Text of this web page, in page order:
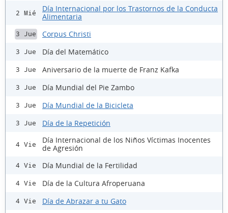
2 Mié
Día Internacional por los Trastornos de la Conducta
Alimentaria
3 Jue Corpus Christi
3 Jue Día del Matemático
3 Jue Aniversario de la muerte de Franz Kafka
3 Jue Día Mundial del Pie Zambo
3 Jue Día Mundial de la Bicicleta
3 Jue Día de la Repetición
4 Vie
Día Internacional de los Niños Víctimas Inocentes
de Agresión
4 Vie Día Mundial de la Fertilidad
4 Vie Día de la Cultura Afroperuana
4 Vie Día de Abrazar a tu Gato